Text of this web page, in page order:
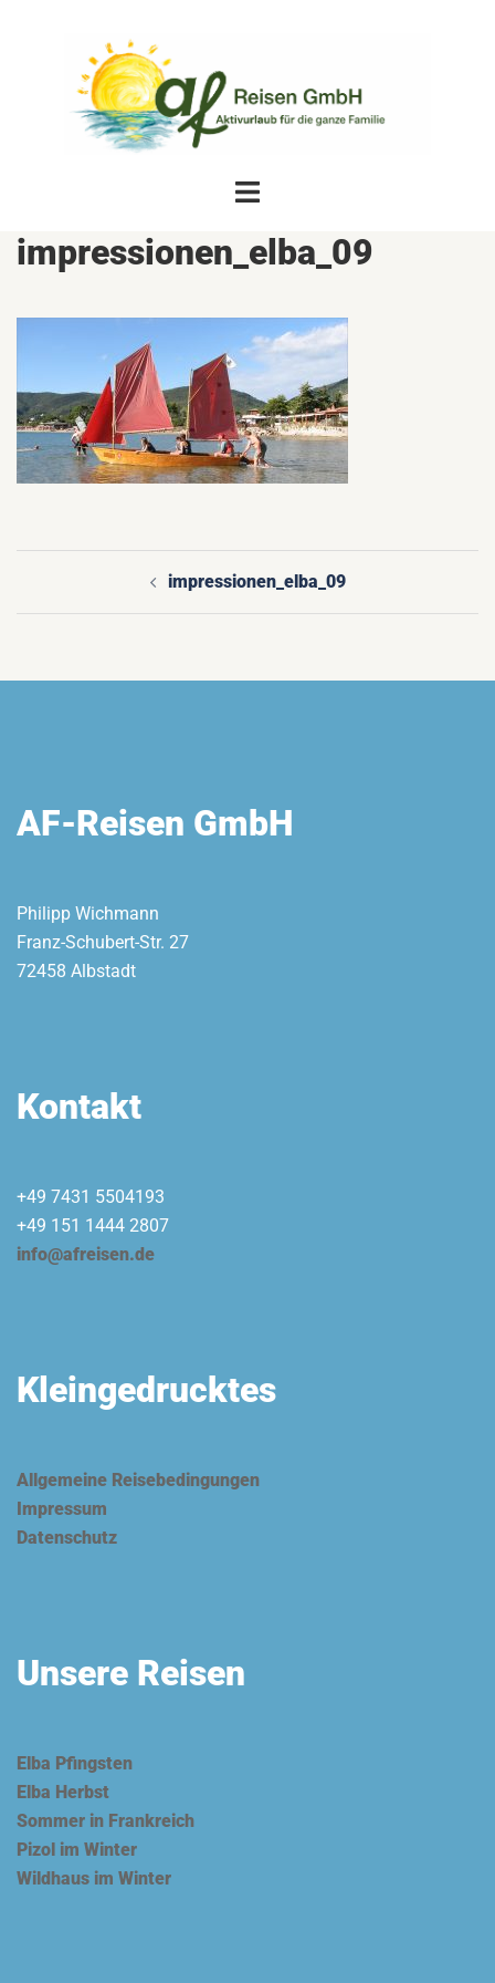
Menü
impressionen_elba_09
Beitragsnavigation
impressionen_elba_09
AF-Reisen GmbH
Philipp Wichmann
Franz-Schubert-Str. 27
72458 Albstadt
Kontakt
+49 7431 5504193
+49 151 1444 2807
info@afreisen.de
Kleingedrucktes
Allgemeine Reisebedingungen
Impressum
Datenschutz
Unsere Reisen
Elba Pfingsten
Elba Herbst
Sommer in Frankreich
Pizol im Winter
Wildhaus im Winter